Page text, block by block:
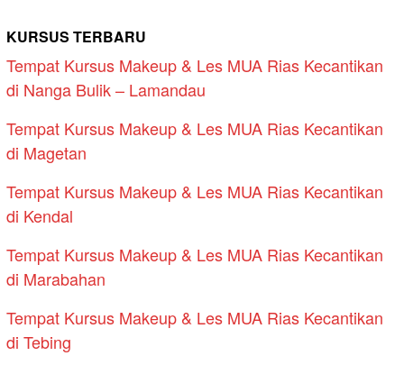
KURSUS TERBARU
Tempat Kursus Makeup & Les MUA Rias Kecantikan
di Nanga Bulik – Lamandau
Tempat Kursus Makeup & Les MUA Rias Kecantikan
di Magetan
Tempat Kursus Makeup & Les MUA Rias Kecantikan
di Kendal
Tempat Kursus Makeup & Les MUA Rias Kecantikan
di Marabahan
Tempat Kursus Makeup & Les MUA Rias Kecantikan
di Tebing